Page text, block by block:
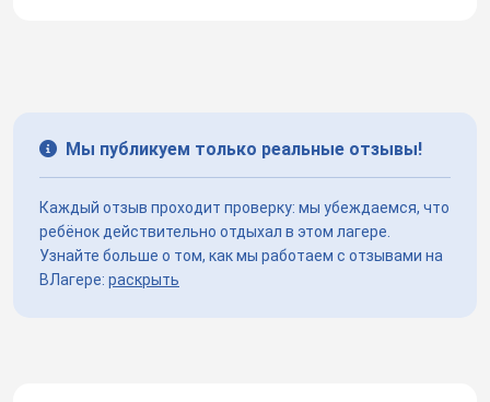
Мы публикуем только реальные отзывы!
Каждый отзыв проходит проверку: мы убеждаемся, что
ребёнок действительно отдыхал в этом лагере.
Узнайте больше о том, как мы работаем с отзывами на
ВЛагере: раскрыть